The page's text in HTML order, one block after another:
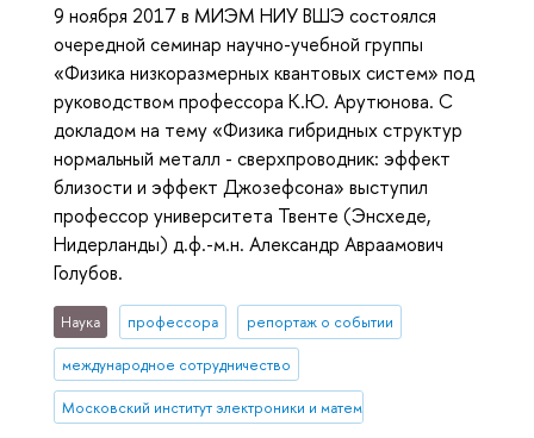
9 ноября 2017 в МИЭМ НИУ ВШЭ состоялся
очередной семинар научно-учебной группы
«Физика низкоразмерных квантовых систем» под
руководством профессора К.Ю. Арутюнова. С
докладом на тему «Физика гибридных структур
нормальный металл - сверхпроводник: эффект
близости и эффект Джозефсона» выступил
профессор университета Твенте (Энсхеде,
Нидерланды) д.ф.-м.н. Александр Авраамович
Голубов.
Наука профессора репортаж о событии
международное сотрудничество
Московский институт электроники и математики им. А.Н. Тихонова